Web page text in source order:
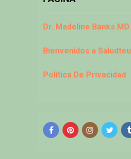
Dr. Madeline Banks MD
Bienvenidos a Saludteu
Política De Privacidad